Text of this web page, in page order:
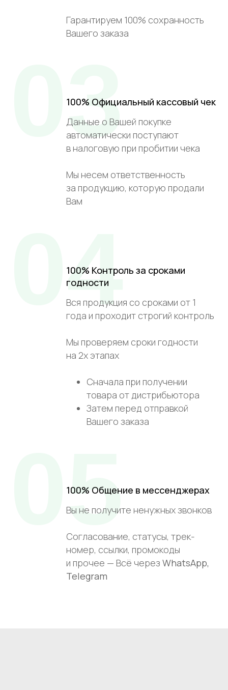
Гарантируем 100% сохранность
Вашего заказа
100% Официальный кассовый чек
Данные о Вашей покупке
автоматически поступают
в налоговую при пробитии чека
Мы несем ответственность
за продукцию, которую продали
Вам
03
100% Контроль за сроками
годности
Вся продукция со сроками от 1
года и проходит строгий контроль
Мы проверяем сроки годности
на 2х этапах
Сначала при получении
товара от дистрибьютора
Затем перед отправкой
Вашего заказа
04
100% Общение в мессенджерах
Вы не получите ненужных звонков
Согласование, статусы, трек-
номер, ссылки, промокоды
и прочее — Всё через WhatsApp,
Telegram
05